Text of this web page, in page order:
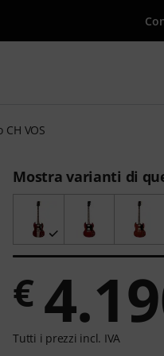
la ricerca con il termine
VOS
Mostra varianti di
€
Tutti i prezzi incl. IVA